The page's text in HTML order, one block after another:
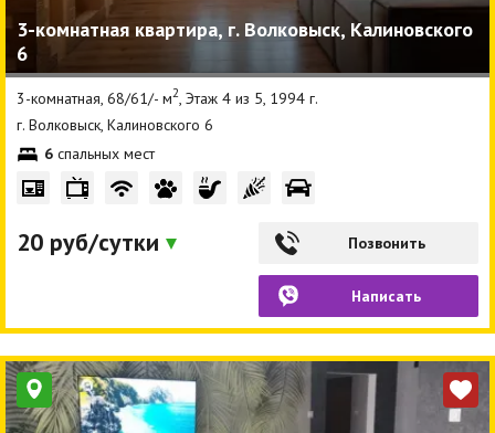
3-комнатная квартира, г. Волковыск, Калиновского
6
3-комнатная, 68/61/- м2, Этаж 4 из 5, 1994 г.
г. Волковыск, Калиновского 6
6 спальных мест
20 руб/сутки Позвонить
Написать